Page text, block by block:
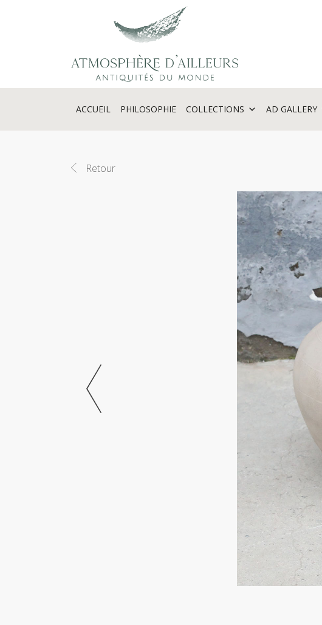
ACCUEIL PHILOSOPHIE COLLECTIONS AD GALLERY
Retour